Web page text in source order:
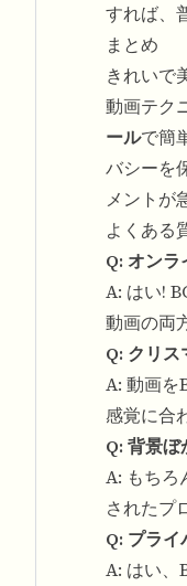
すれば、
まとめ
きれいで
動画テク
ールで簡
バシーを
メントが
よくある
Q: オン
A: はい!
動画の両
Q: クリ
A: 動画を
感覚に合
Q: 背景
A: もちろ
されたプ
Q: プラ
A: はい、